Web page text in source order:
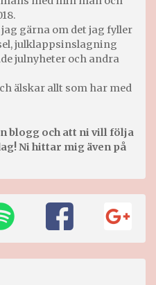
gärna om det jag fyller
julklappsinslagning
julnyheter och andra
älskar allt som har med
blogg och att ni vill följa
Ni hittar mig även på